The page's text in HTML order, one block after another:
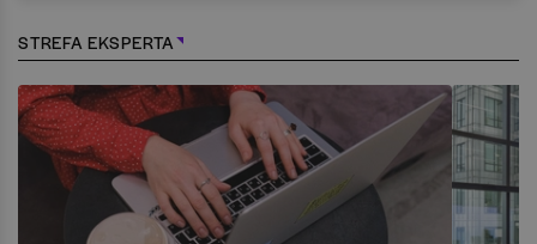
STREFA EKSPERTA